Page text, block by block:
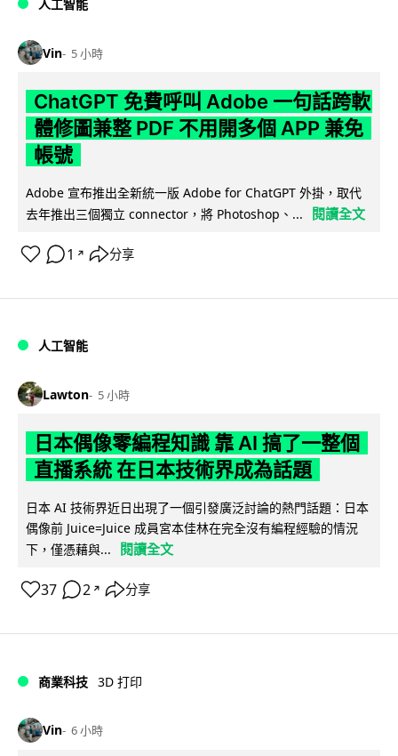
人工智能
Vin 5 小時
ChatGPT 免費呼叫 Adobe 一句話跨軟
體修圖兼整 PDF 不用開多個 APP 兼免
帳號
Adobe 宣布推出全新統一版 Adobe for ChatGPT 外掛，取代
去年推出三個獨立 connector，將 Photoshop、...
閱讀全文
1 ↗ 分享
人工智能
Lawton 5 小時
日本偶像零編程知識 靠 AI 搞了一整個
直播系統 在日本技術界成為話題
日本 AI 技術界近日出現了一個引發廣泛討論的熱門話題：日本
偶像前 Juice=Juice 成員宮本佳林在完全沒有編程經驗的情況
下，僅憑藉與...
閱讀全文
37 2 ↗ 分享
商業科技 3D 打印
Vin 6 小時